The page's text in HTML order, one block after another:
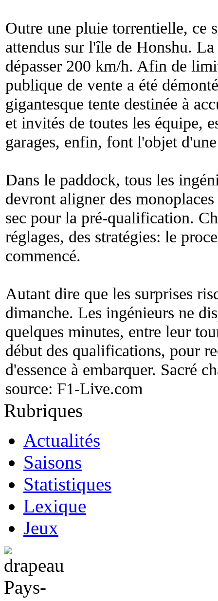
Outre une pluie torrentielle, ce
attendus sur l'île de Honshu.
dépasser 200 km/h. Afin de
publique de vente a été
gigantesque tente destinée à
et invités de toutes les équipe,
garages, enfin, font l'objet
Dans le paddock, tous les
devront aligner des
sec pour la pré-qualification.
réglages, des stratégies: le
commencé.
Autant dire que les surprises
dimanche. Les ingénieurs ne
quelques minutes, entre leur
début des qualifications, pour
d'essence à embarquer. Sacré
source: F1-Live.com
Rubriques
Actualités
Saisons
Statistiques
Lexique
Jeux